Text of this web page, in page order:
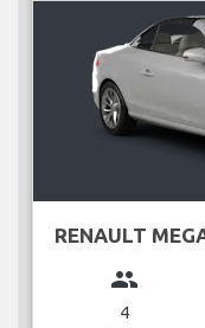
RENAULT
group
4